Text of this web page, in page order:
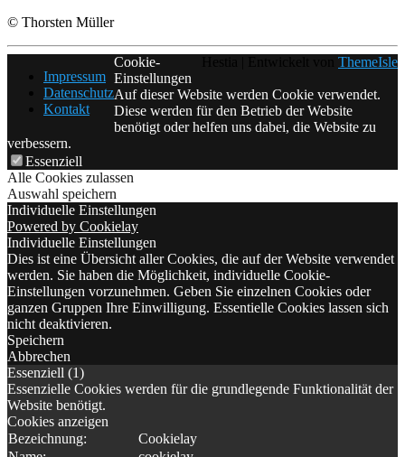
© Thorsten Müller
Impressum
Datenschutz
Kontakt
ThemeIsle
Cookie-
Einstellungen
Auf dieser Website werden Cookie verwendet.
Diese werden für den Betrieb der Website
benötigt oder helfen uns dabei, die Website zu
verbessern.
Essenziell
Alle Cookies zulassen
Auswahl speichern
Individuelle Einstellungen
Powered by Cookielay
Individuelle Einstellungen
Dies ist eine Übersicht aller Cookies, die auf der Website verwendet
werden. Sie haben die Möglichkeit, individuelle Cookie-
Einstellungen vorzunehmen. Geben Sie einzelnen Cookies oder
ganzen Gruppen Ihre Einwilligung. Essentielle Cookies lassen sich
nicht deaktivieren.
Speichern
Abbrechen
Essenziell (1)
Essenzielle Cookies werden für die grundlegende Funktionalität der
Website benötigt.
Cookies anzeigen
Bezeichnung:
Cookielay